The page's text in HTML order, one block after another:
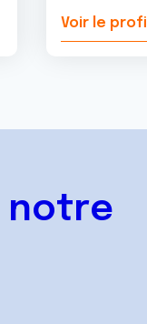
Voir le profil
notre